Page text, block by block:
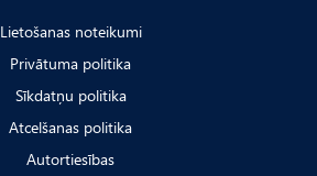
Lietošanas noteikumi
Privātuma politika
Sīkdatņu politika
Atcelšanas politika
Autortiesības